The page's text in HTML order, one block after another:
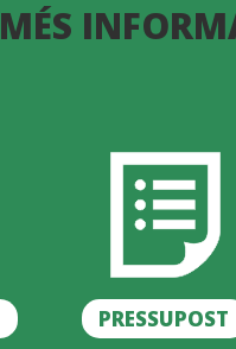
MÉS
PRESSUPOST